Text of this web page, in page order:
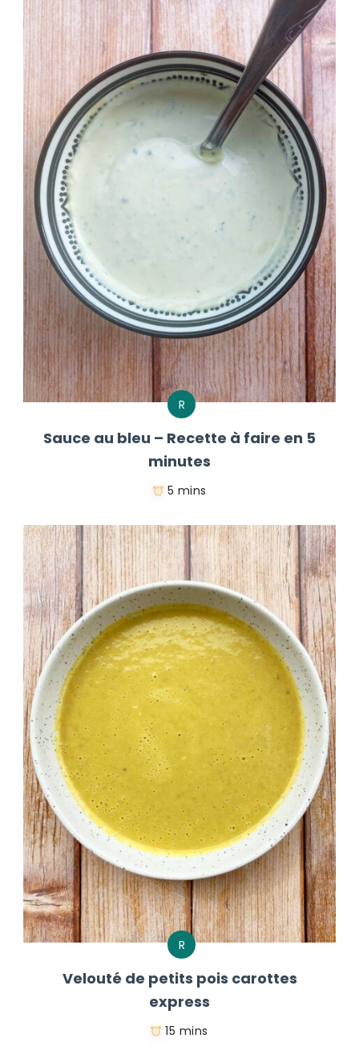
R
Sauce au bleu – Recette à faire en 5
minutes
5 mins
R
Velouté de petits pois carottes
express
15 mins